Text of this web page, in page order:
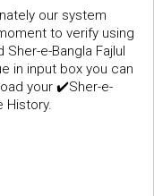
our system
to verify using
e-Bangla Fajlul
in input box you can
your ✔️Sher-e-
History.